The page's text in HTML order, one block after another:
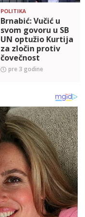
POLITIKA
Brnabić: Vučić u
svom govoru u SB
UN optužio Kurtija
za zločin protiv
čovečnost
pre 3 godine